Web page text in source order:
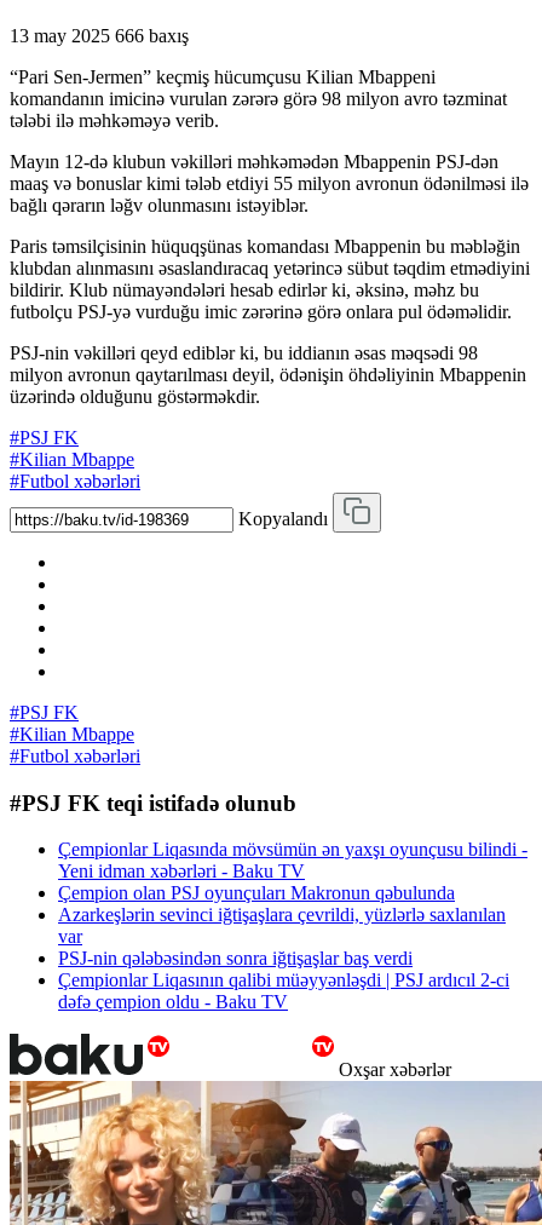
13 may 2025 666 baxış
“Pari Sen-Jermen” keçmiş hücumçusu Kilian Mbappeni
komandanın imicinə vurulan zərərə görə 98 milyon avro təzminat
tələbi ilə məhkəməyə verib.
Mayın 12-də klubun vəkilləri məhkəmədən Mbappenin PSJ-dən
maaş və bonuslar kimi tələb etdiyi 55 milyon avronun ödənilməsi ilə
bağlı qərarın ləğv olunmasını istəyiblər.
Paris təmsilçisinin hüquqşünas komandası Mbappenin bu məbləğin
klubdan alınmasını əsaslandıracaq yetərincə sübut təqdim etmədiyini
bildirir. Klub nümayəndələri hesab edirlər ki, əksinə, məhz bu
futbolçu PSJ-yə vurduğu imic zərərinə görə onlara pul ödəməlidir.
PSJ-nin vəkilləri qeyd ediblər ki, bu iddianın əsas məqsədi 98
milyon avronun qaytarılması deyil, ödənişin öhdəliyinin Mbappenin
üzərində olduğunu göstərməkdir.
#PSJ FK
#Kilian Mbappe
#Futbol xəbərləri
Kopyalandı
#PSJ FK
#Kilian Mbappe
#Futbol xəbərləri
#PSJ FK teqi istifadə olunub
Çempionlar Liqasında mövsümün ən yaxşı oyunçusu bilindi -
Yeni idman xəbərləri - Baku TV
Çempion olan PSJ oyunçuları Makronun qəbulunda
Azarkeşlərin sevinci iğtişaşlara çevrildi, yüzlərlə saxlanılan
var
PSJ-nin qələbəsindən sonra iğtişaşlar baş verdi
Çempionlar Liqasının qalibi müəyyənləşdi | PSJ ardıcıl 2-ci
dəfə çempion oldu - Baku TV
Oxşar xəbərlər